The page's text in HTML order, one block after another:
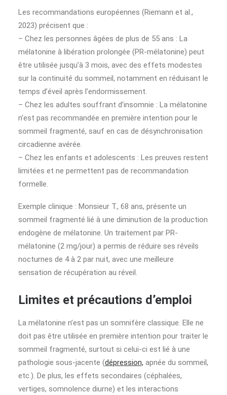
Les recommandations européennes (Riemann et al.,
2023) précisent que :
– Chez les personnes âgées de plus de 55 ans : La
mélatonine à libération prolongée (PR-mélatonine) peut
être utilisée jusqu’à 3 mois, avec des effets modestes
sur la continuité du sommeil, notamment en réduisant le
temps d’éveil après l’endormissement.
– Chez les adultes souffrant d’insomnie : La mélatonine
n’est pas recommandée en première intention pour le
sommeil fragmenté, sauf en cas de désynchronisation
circadienne avérée.
– Chez les enfants et adolescents : Les preuves restent
limitées et ne permettent pas de recommandation
formelle.
Exemple clinique : Monsieur T., 68 ans, présente un
sommeil fragmenté lié à une diminution de la production
endogène de mélatonine. Un traitement par PR-
mélatonine (2 mg/jour) a permis de réduire ses réveils
nocturnes de 4 à 2 par nuit, avec une meilleure
sensation de récupération au réveil.
Limites et précautions d’emploi
La mélatonine n’est pas un somnifère classique. Elle ne
doit pas être utilisée en première intention pour traiter le
sommeil fragmenté, surtout si celui-ci est lié à une
pathologie sous-jacente (dépression, apnée du sommeil,
etc.). De plus, les effets secondaires (céphalées,
vertiges, somnolence diurne) et les interactions